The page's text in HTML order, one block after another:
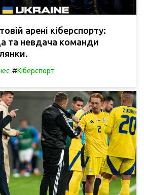
арені кіберспорту:
та невдача команди
#Кіберспорт